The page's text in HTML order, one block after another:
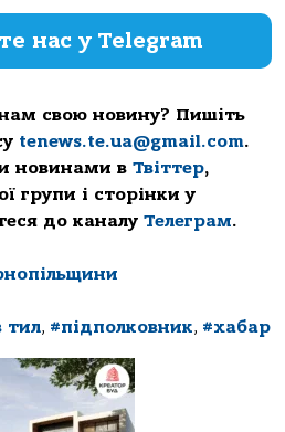
нас у Telegram
свою новину? Пишіть
tenews.te.ua@gmail.com.
новинами в Твіттер,
групи і сторінки у
до каналу Телеграм.
тил, #підполковник, #хабар